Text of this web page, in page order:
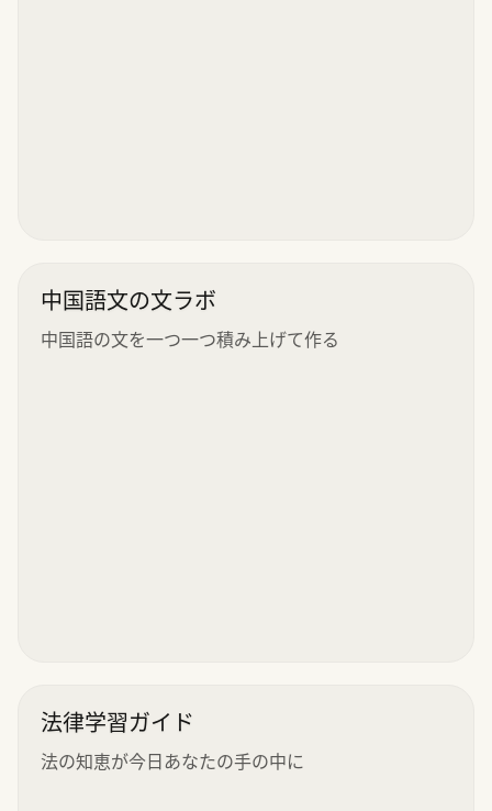
中国語文の文ラボ
中国語の文を一つ一つ積み上げて作る
法律学習ガイド
法の知恵が今日あなたの手の中に